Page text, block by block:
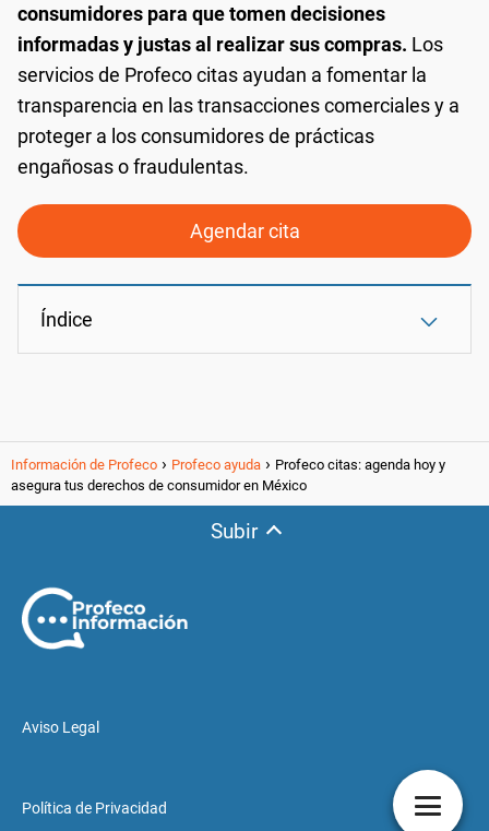
consumidores para que tomen decisiones
informadas y justas al realizar sus compras. Los
servicios de Profeco citas ayudan a fomentar la
transparencia en las transacciones comerciales y a
proteger a los consumidores de prácticas
engañosas o fraudulentas.
Agendar cita
Índice
Información de Profeco Profeco ayuda
Profeco citas: agenda hoy y
asegura tus derechos de consumidor en México
Subir
Aviso Legal
Política de Privacidad